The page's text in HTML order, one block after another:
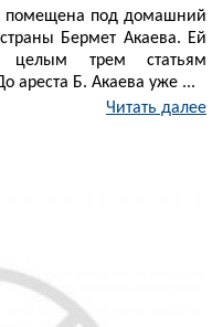
помещена под домашний
Бермет Акаева. Ей
целым трем статьям
ареста Б. Акаева уже ...
Читать далее